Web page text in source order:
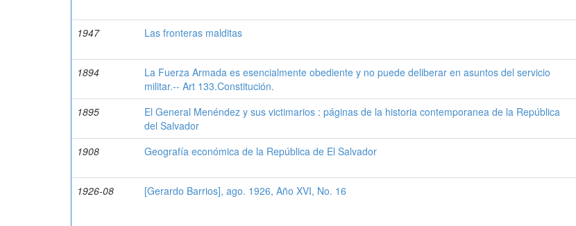
1947
Las fronteras malditas
1894
La Fuerza Armada es esencialmente obediente y no puede deliberar en asuntos del servicio
militar.-- Art 133.Constitución.
1895
El General Menéndez y sus victimarios : páginas de la historia contemporanea de la República
del Salvador
1908
Geografía económica de la República de El Salvador
1926-08
[Gerardo Barrios], ago. 1926, Año XVI, No. 16